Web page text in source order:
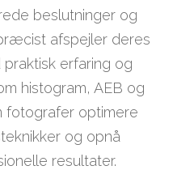
beslutninger og
afspejler deres
erfaring og
histogram, AEB og
fotografer optimere
og opnå
resultater.